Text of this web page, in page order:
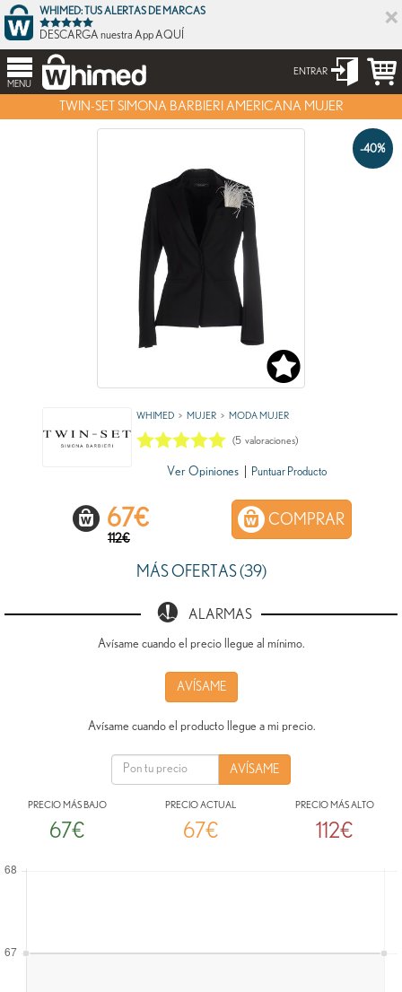
×
WHIMED: TUS ALERTAS DE MARCAS
DESCARGA nuestra App AQUÍ
MENU
ENTRAR
TWIN-SET SIMONA BARBIERI AMERICANA MUJER
-40%
WHIMED MUJER MODA MUJER
(5 valoraciones)
Ver Opiniones Puntuar Producto
112€
67€ COMPRAR
MÁS OFERTAS (39)
ALARMAS
Avísame cuando el precio llegue al mínimo.
AVÍSAME
Avísame cuando el producto llegue a mi precio.
PRECIO MÁS BAJO
67€
PRECIO ACTUAL
67€
PRECIO MÁS ALTO
112€